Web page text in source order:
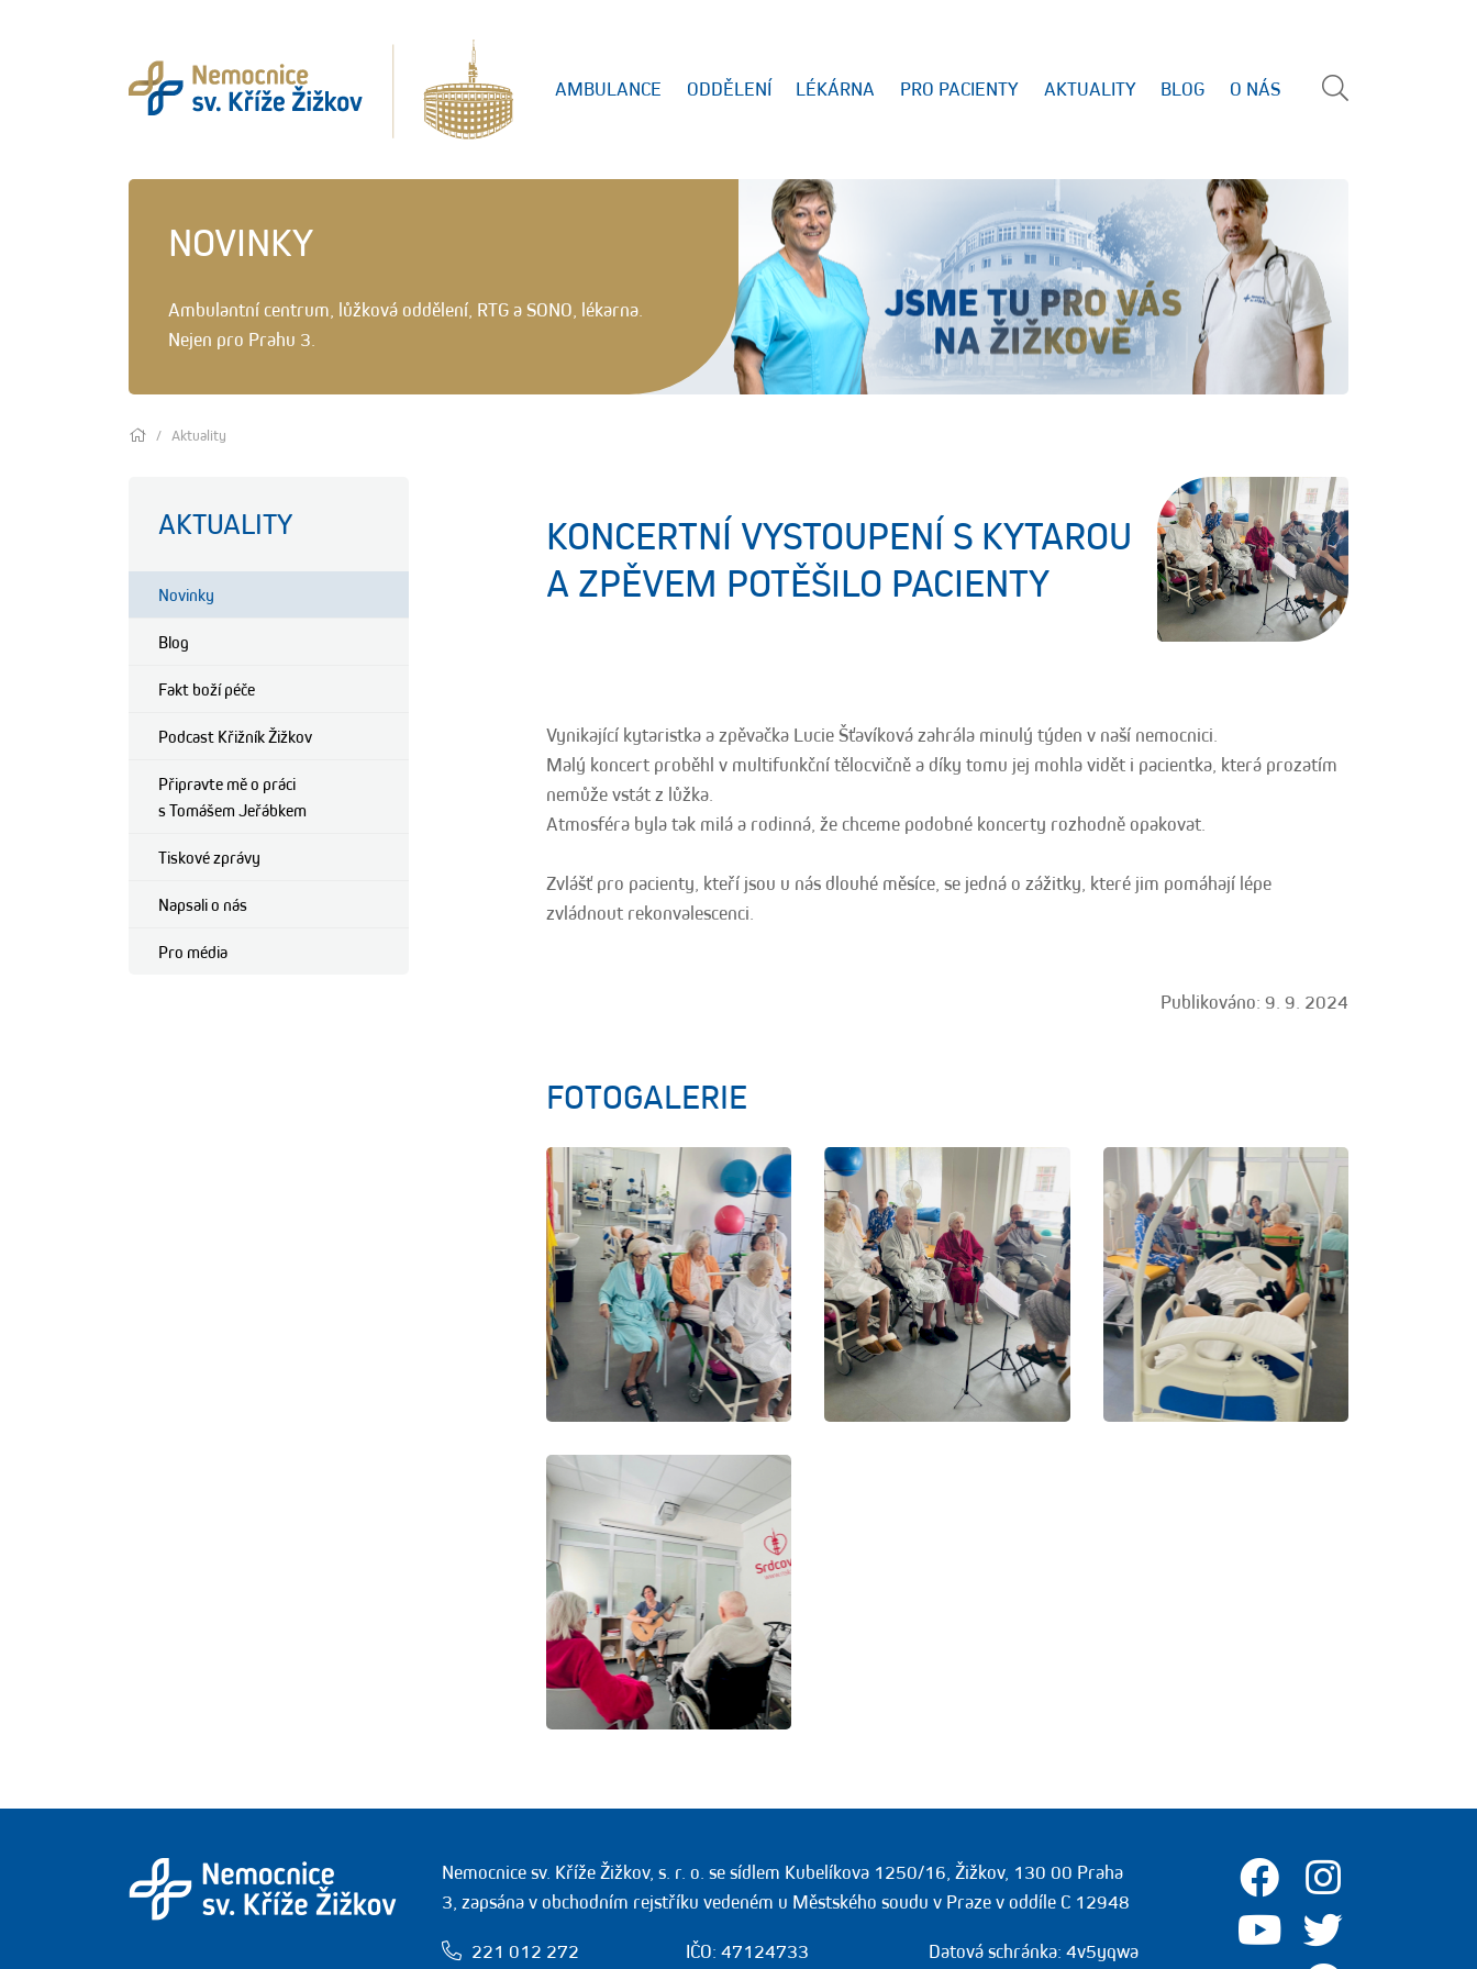
AMBULANCE ODDĚLENÍ LÉKÁRNA PRO PACIENTY AKTUALITY BLOG O NÁS
NOVINKY
Ambulantní centrum, lůžková oddělení, RTG a SONO, lékarna.
Nejen pro Prahu 3.
Aktuality
AKTUALITY
Novinky
Blog
Fakt boží péče
Podcast Křižník Žižkov
Připravte mě o práci
s Tomášem Jeřábkem
Tiskové zprávy
Napsali o nás
Pro média
KONCERTNÍ VYSTOUPENÍ S KYTAROU
A ZPĚVEM POTĚŠILO PACIENTY
Vynikající kytaristka a zpěvačka Lucie Šťavíková zahrála minulý týden v naší nemocnici.
Malý koncert proběhl v multifunkční tělocvičně a díky tomu jej mohla vidět i pacientka, která prozatím
nemůže vstát z lůžka.
Atmosféra byla tak milá a rodinná, že chceme podobné koncerty rozhodně opakovat.
Zvlášť pro pacienty, kteří jsou u nás dlouhé měsíce, se jedná o zážitky, které jim pomáhají lépe
zvládnout rekonvalescenci.
Publikováno: 9. 9. 2024
FOTOGALERIE
Nemocnice sv. Kříže Žižkov, s. r. o. se sídlem Kubelíkova 1250/16, Žižkov, 130 00 Praha
3, zapsána v obchodním rejstříku vedeném u Městského soudu v Praze v oddíle C 12948
221 012 272 IČO: 47124733 Datová schránka: 4v5yqwa